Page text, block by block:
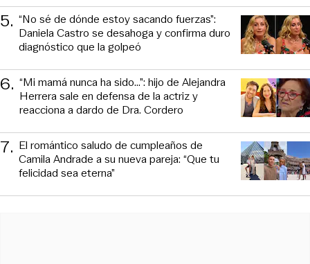
5. “No sé de dónde estoy sacando fuerzas”:
Daniela Castro se desahoga y confirma duro
diagnóstico que la golpeó
6. “Mi mamá nunca ha sido...”: hijo de Alejandra
Herrera sale en defensa de la actriz y
reacciona a dardo de Dra. Cordero
7. El romántico saludo de cumpleaños de
Camila Andrade a su nueva pareja: “Que tu
felicidad sea eterna”